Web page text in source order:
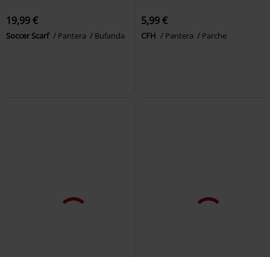
19,99 €
Soccer Scarf Pantera Bufanda
5,99 €
CFH Pantera Parche